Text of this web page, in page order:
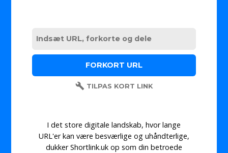
TILPAS KORT LINK
I det store digitale landskab, hvor lange
URL'er kan være besværlige og uhåndterlige,
dukker Shortlink.uk op som din betroede